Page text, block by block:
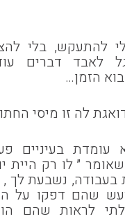
להתעקש, בלי
לאבד דברים
הזמן…
לה זו מיסי
עומדת בעיניים
״ לו רק היית
בעבודה, נשבעת לך ,
שהם דפקו על
לראות שהם